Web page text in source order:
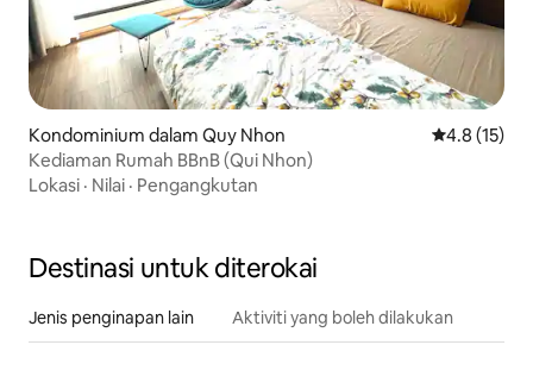
Kondominium dalam Quy Nhon Penarafan
4.8 (15)
Kediaman Rumah BBnB (Qui Nhon)
Lokasi · Nilai · Pengangkutan
Destinasi untuk diterokai
Jenis penginapan lain Aktiviti yang boleh dilakukan